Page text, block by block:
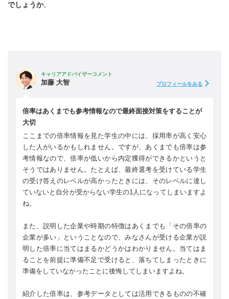
でしょうか。
キャリアアドバイザーコメント
加藤 大智 プロフィールをみる
倍率はあくまでも参考情報なので最終面接対策をすることが
大切
ここまでの倍率情報を見た学生の中には、採用率が高く安心
した人がいるかもしれません。ですが、あくまでも倍率は参
考情報なので、倍率が低いから内定獲得ができるかというと
そうではありません。たとえば、最終選考を受けている学生
の受け答えのレベルが高かったときには、そのレベルに達し
ていないと自分が受からない学生の1人になってしまいますよ
ね。
また、説明した企業や時期の特徴はあくまでも「その倍率の
企業が多い」ということなので、みなさんが受ける企業が説
明した倍率に当てはまるかどうかはわかりません。当てはま
ることを前提に準備不足で受けると、落ちてしまったときに
準備をしていなかったことに後悔してしまいますよね。
紹介した倍率は、参考データとしては活用できるものの不確